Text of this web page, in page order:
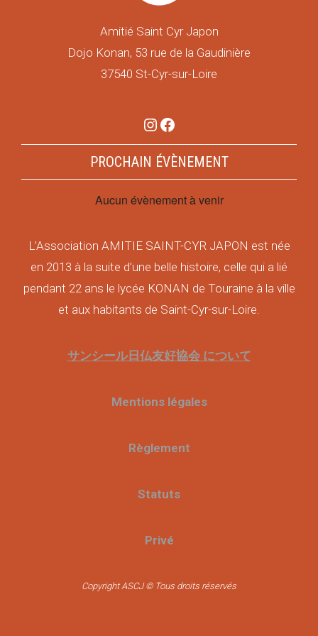
Amitié Saint Cyr Japon
Dojo Konan, 53 rue de la Gaudinière
37540 St-Cyr-sur-Loire
InstagramFacebook
L’Association AMITIE SAINT-CYR JAPON est née
en 2013 à la suite d’une belle histoire, celle qui a lié
pendant 22 ans le lycée KONAN de Touraine à la ville
et aux habitants de Saint-Cyr-sur-Loire.
サンシール日仏友好協会 について
Mentions légales
Règlement
Statuts
Privé
Copyright ASCJ © Tous droits réservés
PROCHAIN ÉVÈNEMENT
Aucun évènement à venir